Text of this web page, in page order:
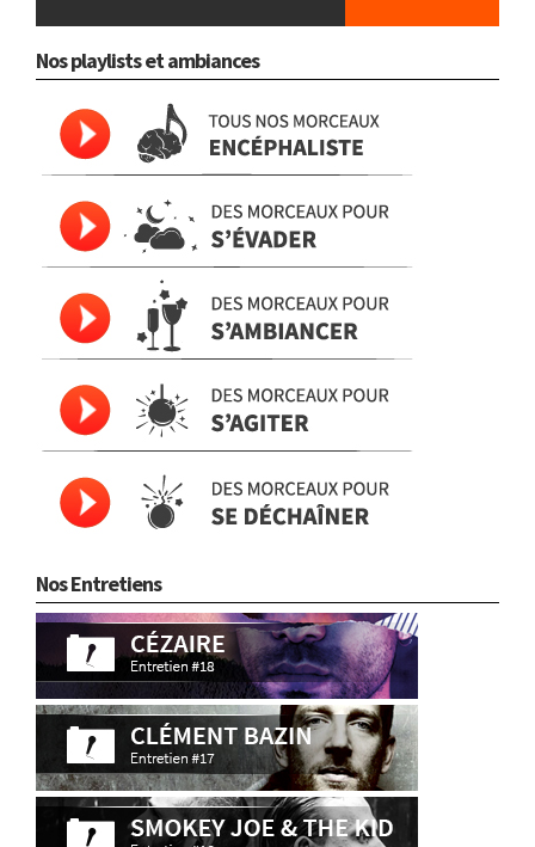
Nos playlists et ambiances
Nos Entretiens